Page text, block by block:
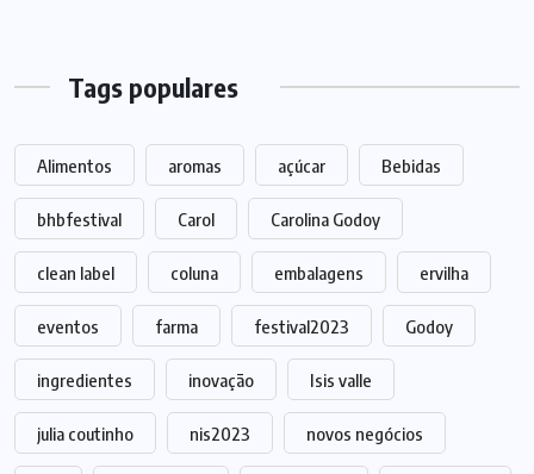
Tags populares
Alimentos aromas açúcar Bebidas
bhbfestival Carol Carolina Godoy
clean label coluna embalagens ervilha
eventos farma festival2023 Godoy
ingredientes inovação Isis valle
julia coutinho nis2023 novos negócios